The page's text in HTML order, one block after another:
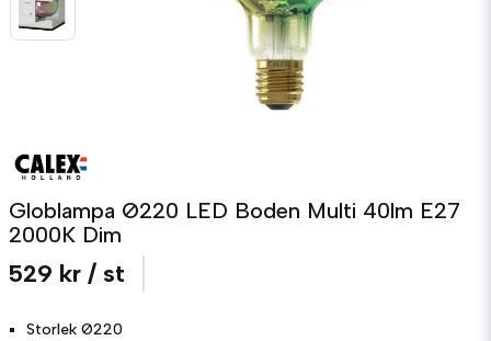
Globlampa Ø220 LED Boden Multi 40lm E27
2000K Dim
529 kr / st
Storlek Ø220